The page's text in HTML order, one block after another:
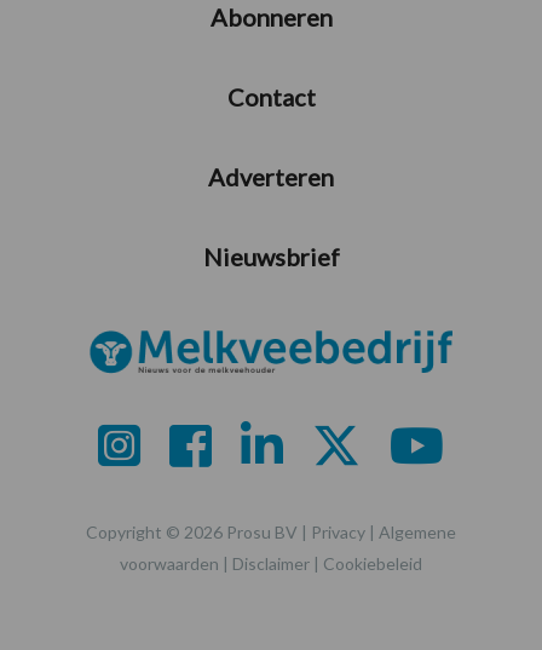
Abonneren
Contact
Adverteren
Nieuwsbrief
Copyright © 2026 Prosu BV | Privacy | Algemene
voorwaarden | Disclaimer | Cookiebeleid